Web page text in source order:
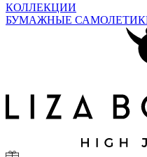
КОЛЛЕКЦИИ
БУМАЖНЫЕ